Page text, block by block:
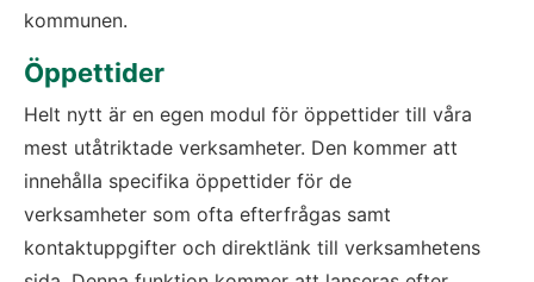
kommunen.
Öppettider
Helt nytt är en egen modul för öppettider till våra
mest utåtriktade verksamheter. Den kommer att
innehålla specifika öppettider för de
verksamheter som ofta efterfrågas samt
kontaktuppgifter och direktlänk till verksamhetens